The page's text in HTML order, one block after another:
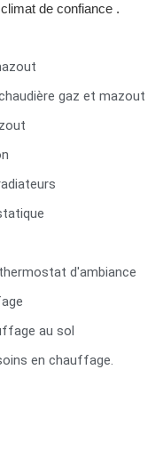
de confiance .
gaz et mazout
d'ambiance
au sol
en chauffage.